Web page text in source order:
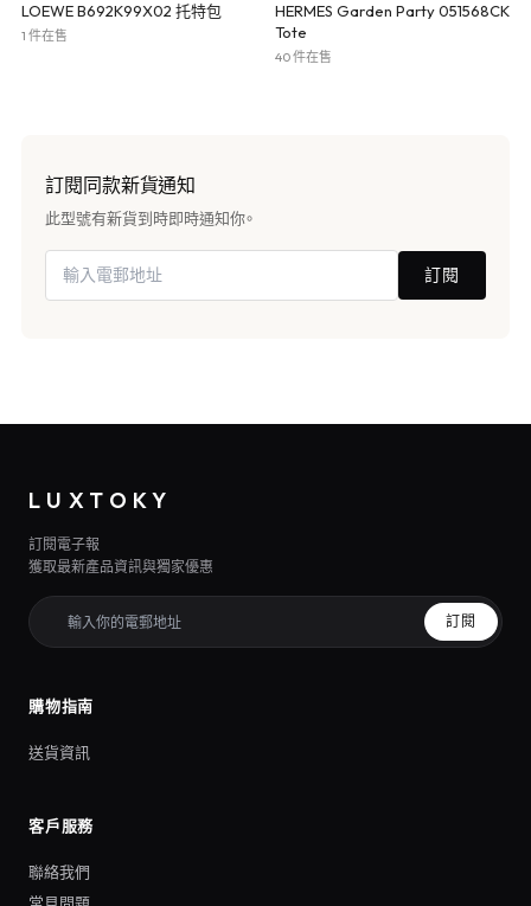
LOEWE B692K99X02 托特包
1 件在售
HERMES Garden Party 051568CK
Tote
40 件在售
訂閱同款新貨通知
此型號有新貨到時即時通知你。
訂閱
LUXTOKY
訂閱電子報
獲取最新產品資訊與獨家優惠
訂閱
購物指南
送貨資訊
客戶服務
聯絡我們